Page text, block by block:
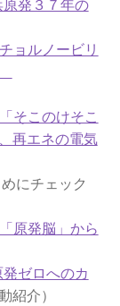
開催
ウンinかわさ
ダウンinか
発３７年の
ョルノービリ
そこのけそこ
再エネの電気
チェック
原発脳」から
発ゼロへのカ
紹介）